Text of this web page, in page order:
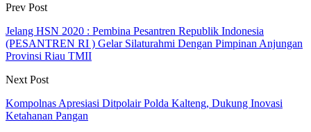
Prev Post
Jelang HSN 2020 : Pembina Pesantren Republik Indonesia
(PESANTREN RI ) Gelar Silaturahmi Dengan Pimpinan Anjungan
Provinsi Riau TMII
Next Post
Kompolnas Apresiasi Ditpolair Polda Kalteng, Dukung Inovasi
Ketahanan Pangan